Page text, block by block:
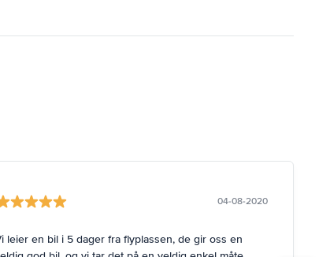
04-08-2020
leier en bil i 5 dager fra flyplassen, de gir oss en